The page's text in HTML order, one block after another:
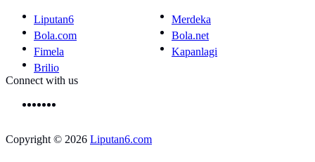
Liputan6
Merdeka
Bola.com
Bola.net
Fimela
Kapanlagi
Brilio
Connect with us
Copyright © 2026 Liputan6.com